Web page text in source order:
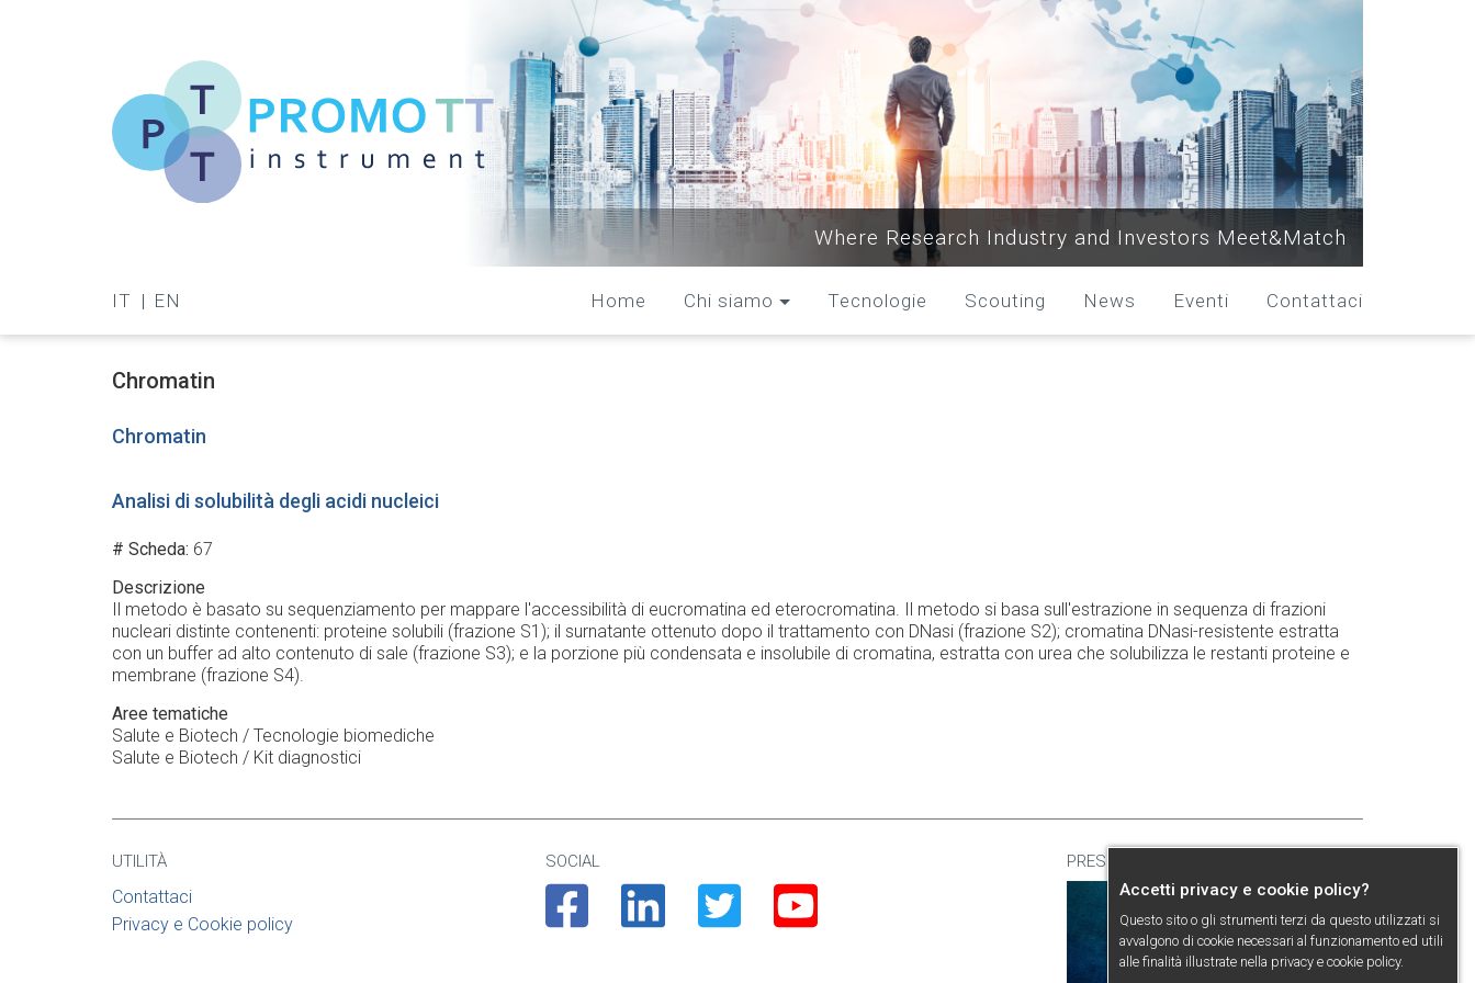
TT
Where Research Industry and Investors Meet&Match
IT EN Home Chi siamo Tecnologie Scouting News Eventi Contattaci
Chromatin
Chromatin
Analisi di solubilità degli acidi nucleici
# Scheda 67
Descrizione
Il metodo è basato su sequenziamento per mappare l'accessibilità di eucromatina ed eterocromatina. Il metodo si basa sull'estrazione in sequenza di frazioni
nucleari distinte contenenti: proteine solubili (frazione S1); il surnatante ottenuto dopo il trattamento con DNasi (frazione S2); cromatina DNasi-resistente estratta
con un buffer ad alto contenuto di sale (frazione S3); e la porzione più condensata e insolubile di cromatina, estratta con urea che solubilizza le restanti proteine e
membrane (frazione S4).
Aree tematiche
Salute e Biotech / Tecnologie biomediche
Salute e Biotech / Kit diagnostici
UTILITÀ
Contattaci
Privacy e Cookie policy
SOCIAL
FacebookLinkedin Twitter Youtube
PRESENTAZIONE
Accetti privacy e cookie policy?
Questo sito o gli strumenti terzi da questo utilizzati si
avvalgono di cookie necessari al funzionamento ed utili
alle finalità illustrate nella privacy e cookie policy.